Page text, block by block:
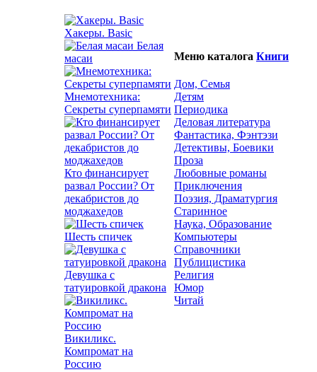
Хакеры. Basic
Белая
масаи
Мнемотехника:
Секреты суперпамяти
Кто финансирует
развал России? От
декабристов до
моджахедов
Шесть спичек
Девушка с
татуировкой дракона
Викиликс.
Компромат на
Россию
Меню каталога Книги
Дом, Семья
Детям
Периодика
Деловая литература
Фантастика, Фэнтэзи
Детективы, Боевики
Проза
Любовные романы
Приключения
Поэзия, Драматургия
Старинное
Наука, Образование
Компьютеры
Справочники
Публицистика
Религия
Юмор
Читай